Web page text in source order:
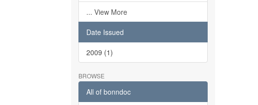
... View More
Date Issued
2009 (1)
BROWSE
All of bonndoc